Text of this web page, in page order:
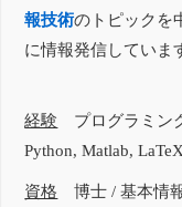
報技術のトピックを
に情報発信していま
経験 プログラミン
Python, Matlab, LaTeX
資格 博士 / 基本情